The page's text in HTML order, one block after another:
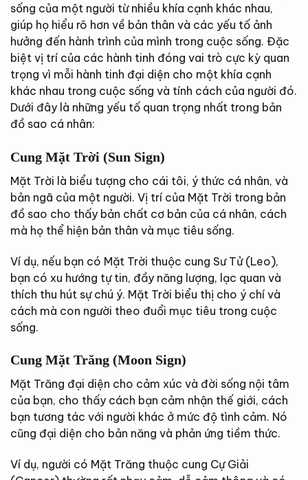
sống của một người từ nhiều khía cạnh khác nhau,
giúp họ hiểu rõ hơn về bản thân và các yếu tố ảnh
hưởng đến hành trình của mình trong cuộc sống. Đặc
biệt vị trí của các hành tinh đóng vai trò cực kỳ quan
trọng vì mỗi hành tinh đại diện cho một khía cạnh
khác nhau trong cuộc sống và tính cách của người đó.
Dưới đây là những yếu tố quan trọng nhất trong bản
đồ sao cá nhân:
Cung Mặt Trời (Sun Sign)
Mặt Trời là biểu tượng cho cái tôi, ý thức cá nhân, và
bản ngã của một người. Vị trí của Mặt Trời trong bản
đồ sao cho thấy bản chất cơ bản của cá nhân, cách
mà họ thể hiện bản thân và mục tiêu sống.
Ví dụ, nếu bạn có Mặt Trời thuộc cung Sư Tử (Leo),
bạn có xu hướng tự tin, đầy năng lượng, lạc quan và
thích thu hút sự chú ý. Mặt Trời biểu thị cho ý chí và
cách mà con người theo đuổi mục tiêu trong cuộc
sống.
Cung Mặt Trăng (Moon Sign)
Mặt Trăng đại diện cho cảm xúc và đời sống nội tâm
của bạn, cho thấy cách bạn cảm nhận thế giới, cách
bạn tương tác với người khác ở mức độ tình cảm. Nó
cũng đại diện cho bản năng và phản ứng tiềm thức.
Ví dụ, người có Mặt Trăng thuộc cung Cự Giải